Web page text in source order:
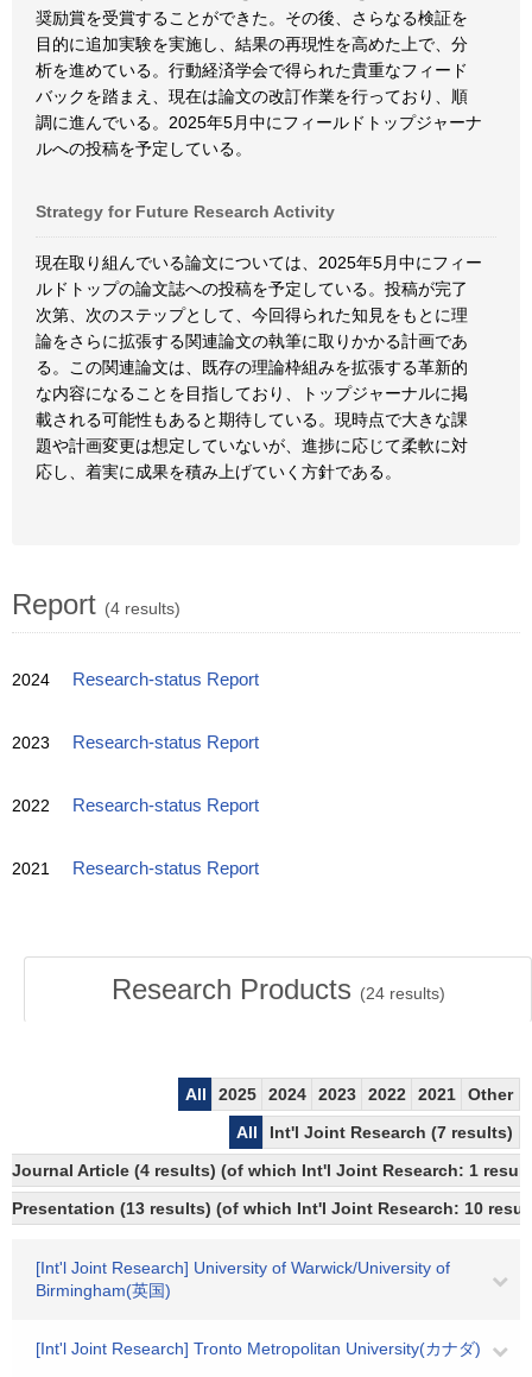
奨励賞を受賞することができた。その後、さらなる検証を
目的に追加実験を実施し、結果の再現性を高めた上で、分
析を進めている。行動経済学会で得られた貴重なフィード
バックを踏まえ、現在は論文の改訂作業を行っており、順
調に進んでいる。2025年5月中にフィールドトップジャーナ
ルへの投稿を予定している。
Strategy for Future Research Activity
現在取り組んでいる論文については、2025年5月中にフィー
ルドトップの論文誌への投稿を予定している。投稿が完了
次第、次のステップとして、今回得られた知見をもとに理
論をさらに拡張する関連論文の執筆に取りかかる計画であ
る。この関連論文は、既存の理論枠組みを拡張する革新的
な内容になることを目指しており、トップジャーナルに掲
載される可能性もあると期待している。現時点で大きな課
題や計画変更は想定していないが、進捗に応じて柔軟に対
応し、着実に成果を積み上げていく方針である。
Report (4 results)
2024 Research-status Report
2023 Research-status Report
2022 Research-status Report
2021 Research-status Report
Research Products (24results)
All 2025 2024 2023 2022 2021
Other
All
Int'l Joint Research (7 results)
Journal Article (4 results) (of which Int'l Joint Research: 1
Presentation (13 results) (of which Int'l Joint Research: 10
[Int'l Joint Research] University of Warwick/University of
Birmingham(英国)
[Int'l Joint Research] Tronto Metropolitan University(カナダ)